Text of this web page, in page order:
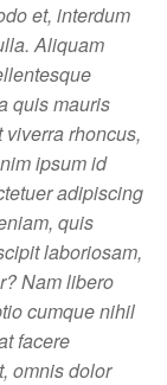
et, interdum
Aliquam
quis mauris
rhoncus,
ipsum id
adipiscing
quis
laboriosam,
Nam libero
cumque nihil
facere
omnis dolor